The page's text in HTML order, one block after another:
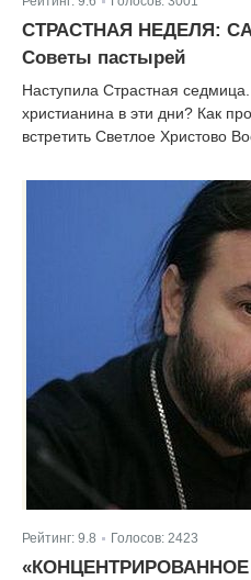
СТРАСТНАЯ НЕДЕЛЯ:
Советы пастырей
Наступила Страстная
христианина в эти дни? Как
встретить Светлое Христово
Рейтинг: 9.8 Голосов: 2423